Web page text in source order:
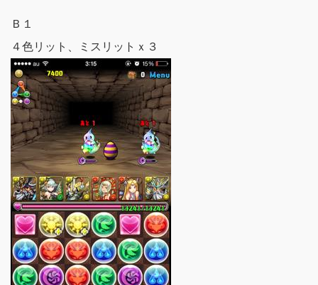
Ｂ１
４色リット、ミスリットｘ３